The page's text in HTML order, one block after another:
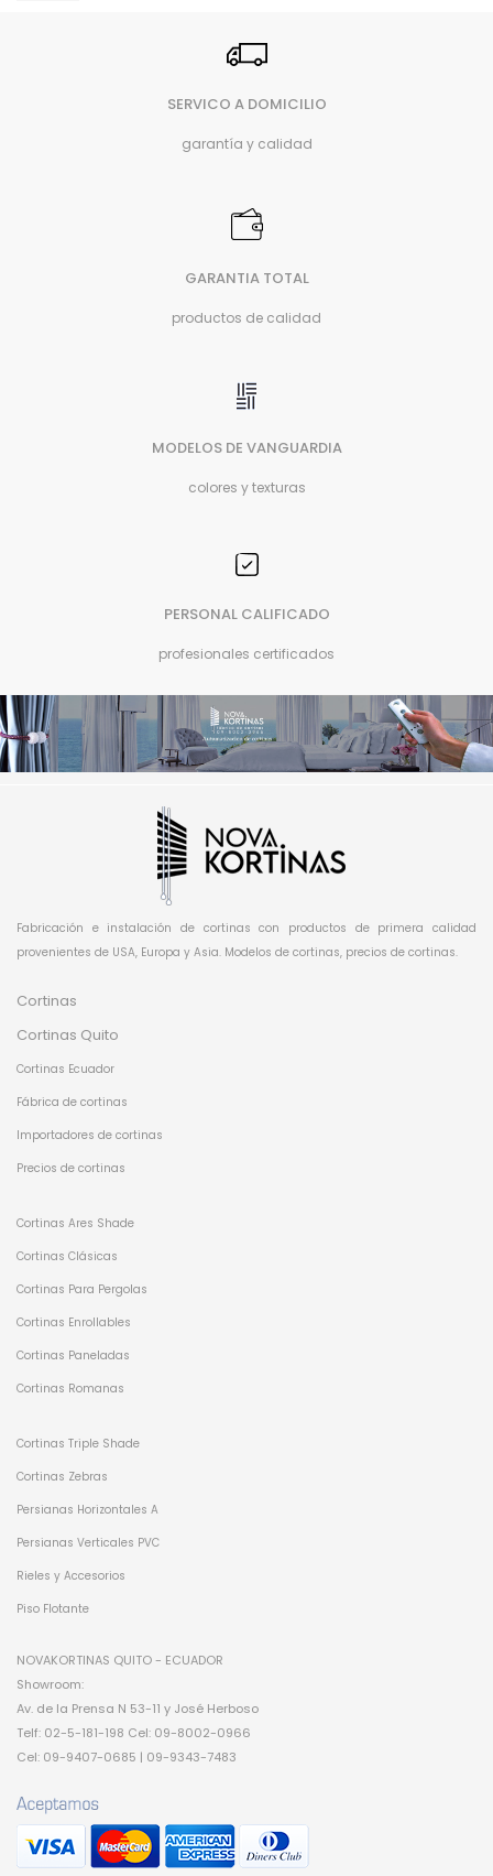
SERVICO A DOMICILIO
garantía y calidad
GARANTIA TOTAL
productos de calidad
MODELOS DE VANGUARDIA
colores y texturas
PERSONAL CALIFICADO
profesionales certificados
Fabricación e instalación de cortinas con productos de primera calidad
provenientes de USA, Europa y Asia. Modelos de cortinas, precios de cortinas.
Cortinas
Cortinas Quito
Cortinas Ecuador
Fábrica de cortinas
Importadores de cortinas
Precios de cortinas
Cortinas Ares Shade
Cortinas Clásicas
Cortinas Para Pergolas
Cortinas Enrollables
Cortinas Paneladas
Cortinas Romanas
Cortinas Triple Shade
Cortinas Zebras
Persianas Horizontales A
Persianas Verticales PVC
Rieles y Accesorios
Piso Flotante
NOVAKORTINAS QUITO - ECUADOR
Showroom:
Av. de la Prensa N 53-11 y José Herboso
Telf: 02-5-181-198 Cel: 09-8002-0966
Cel: 09-9407-0685 | 09-9343-7483